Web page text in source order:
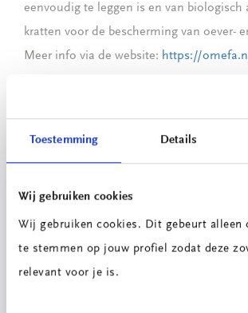
Toestemming Details
Wij gebruiken cookies
Wij gebruiken cookies. Dit gebeurt alleen
te stemmen op jouw profiel zodat deze
relevant voor je is.
eenvoudig te leggen is en van biologisch
kratten voor de bescherming van oever-
Meer info via de website: https://
Projecten
Speakerbuilders – eigen